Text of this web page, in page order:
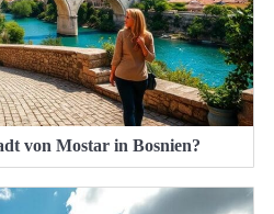
von Mostar in Bosnien?